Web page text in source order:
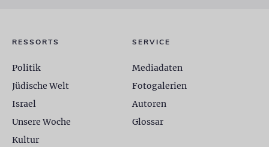
RESSORTS
Politik
Jüdische Welt
Israel
Unsere Woche
Kultur
SERVICE
Mediadaten
Fotogalerien
Autoren
Glossar